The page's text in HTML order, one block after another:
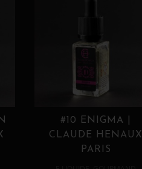
#10 ENIGMA |
CLAUDE HENAUX
PARIS